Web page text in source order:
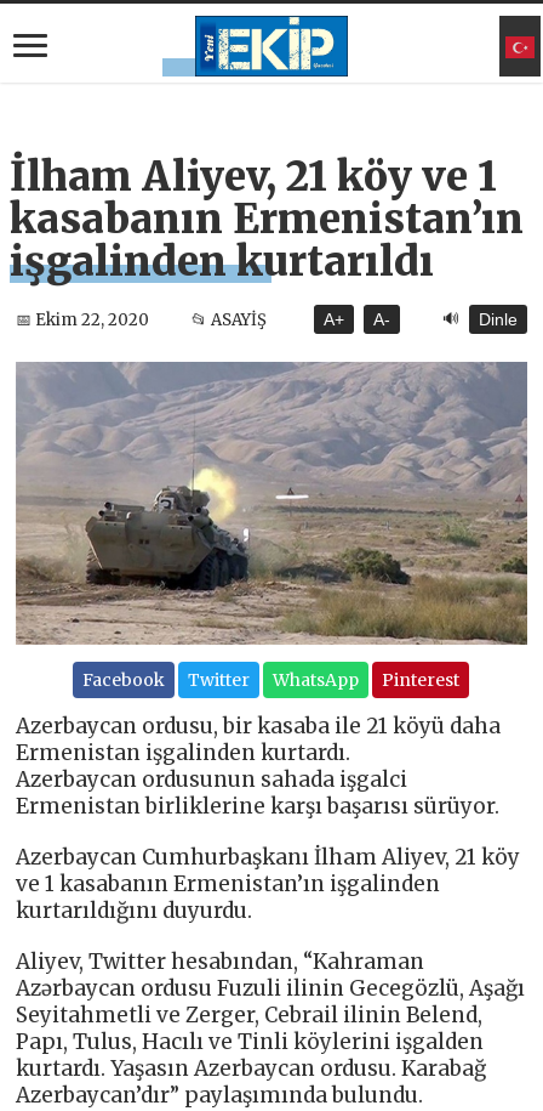
İlham Aliyev, 21 köy ve 1
kasabanın Ermenistan’ın
işgalinden kurtarıldı
📅 Ekim 22, 2020 📂 ASAYİŞ A+ A- 🔊 Dinle
Facebook Twitter WhatsApp Pinterest
Azerbaycan ordusu, bir kasaba ile 21 köyü daha
Ermenistan işgalinden kurtardı.
Azerbaycan ordusunun sahada işgalci
Ermenistan birliklerine karşı başarısı sürüyor.
Azerbaycan Cumhurbaşkanı İlham Aliyev, 21 köy
ve 1 kasabanın Ermenistan’ın işgalinden
kurtarıldığını duyurdu.
Aliyev, Twitter hesabından, “Kahraman
Azərbaycan ordusu Fuzuli ilinin Gecegözlü, Aşağı
Seyitahmetli ve Zerger, Cebrail ilinin Belend,
Papı, Tulus, Hacılı ve Tinli köylerini işgalden
kurtardı. Yaşasın Azerbaycan ordusu. Karabağ
Azerbaycan’dır” paylaşımında bulundu.